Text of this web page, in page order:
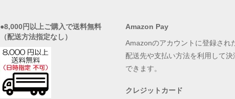
●8,000円以上ご購入で送料無料
（配送方法指定なし）
Amazon Pay
Amazonのアカウントに登録され
配送先や支払い方法を利用して決
できます。
クレジットカード